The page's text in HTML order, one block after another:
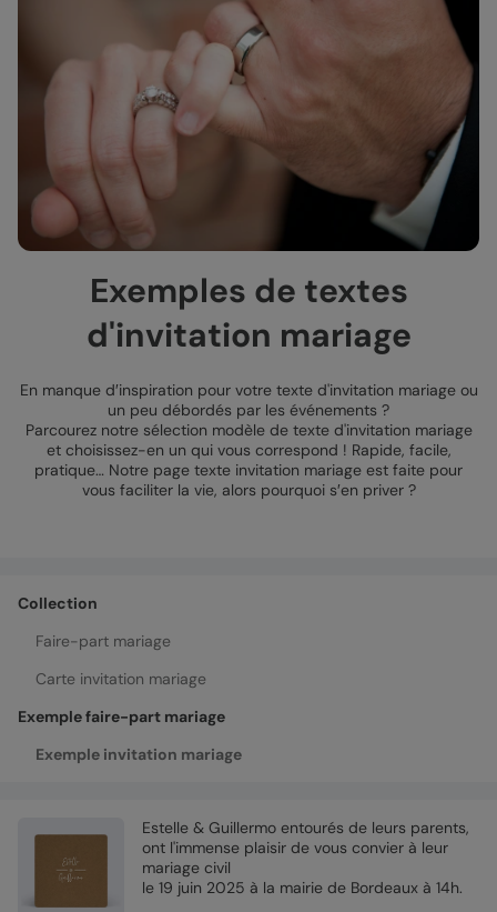
Exemples de textes
d'invitation mariage
En manque d′inspiration pour votre texte d'invitation mariage ou
un peu débordés par les événements ?
Parcourez notre sélection modèle de texte d'invitation mariage
et choisissez-en un qui vous correspond ! Rapide, facile,
pratique… Notre page texte invitation mariage est faite pour
vous faciliter la vie, alors pourquoi s′en priver ?
Collection
Faire-part mariage
Carte invitation mariage
Exemple faire-part mariage
Exemple invitation mariage
Estelle & Guillermo entourés de leurs parents,
ont l'immense plaisir de vous convier à leur
mariage civil
le 19 juin 2025 à la mairie de Bordeaux à 14h.